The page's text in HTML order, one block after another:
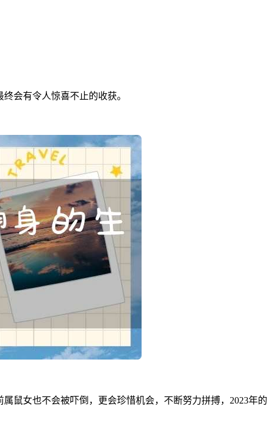
会有令人惊喜不止的收获。
鼠女也不会被吓倒，更会珍惜机会，不断努力拼搏，2023年的